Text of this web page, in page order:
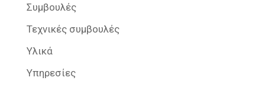
Συμβουλές
Τεχνικές συμβουλές
Υλικά
Υπηρεσίες